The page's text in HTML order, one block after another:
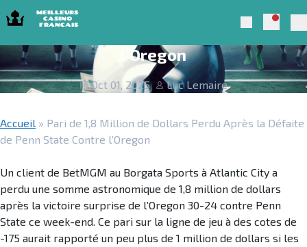
Skip to navigation
Skip to content
Meilleurs Casino Francais 2025
Search
Pari de 1,8 Million de Dollars Perdu
Après la Défaite de Penn State Contre
l’Oregon
Oct 01, 2025 Luc Lemaire
Accueil » Pari de 1,8 Million de Dollars Perdu Après la Défaite
de Penn State Contre l’Oregon
Un client de BetMGM au Borgata Sports à Atlantic City a
perdu une somme astronomique de 1,8 million de dollars
après la victoire surprise de l’Oregon 30-24 contre Penn
State ce week-end. Ce pari sur la ligne de jeu à des cotes de
-175 aurait rapporté un peu plus de 1 million de dollars si les